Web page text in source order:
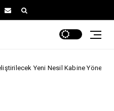
Yönelik Yatırımını Açıkladı.